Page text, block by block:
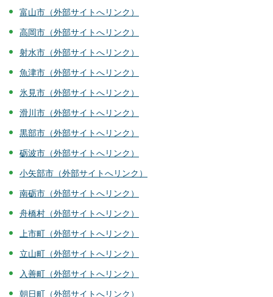
富山市（外部サイトへリンク）
高岡市（外部サイトへリンク）
射水市（外部サイトへリンク）
魚津市（外部サイトへリンク）
氷見市（外部サイトへリンク）
滑川市（外部サイトへリンク）
黒部市（外部サイトへリンク）
砺波市（外部サイトへリンク）
小矢部市（外部サイトへリンク）
南砺市（外部サイトへリンク）
舟橋村（外部サイトへリンク）
上市町（外部サイトへリンク）
立山町（外部サイトへリンク）
入善町（外部サイトへリンク）
朝日町（外部サイトへリンク）